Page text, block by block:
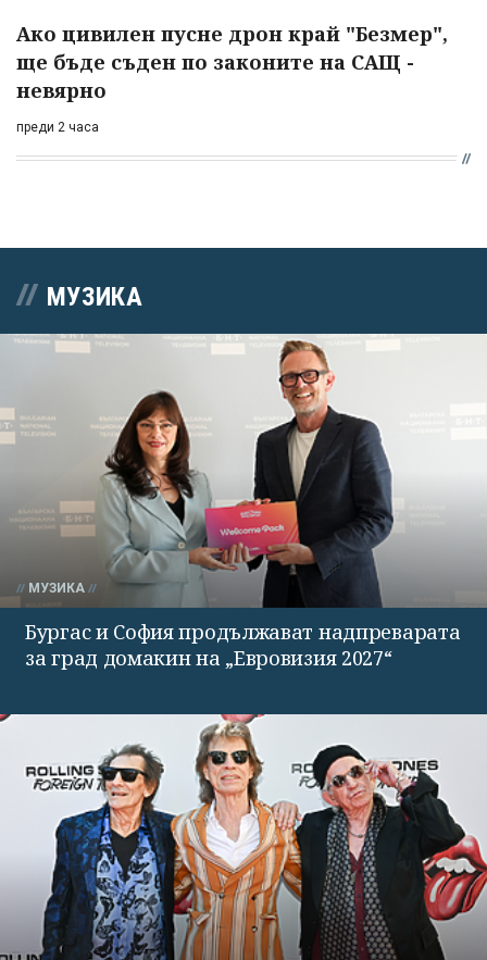
Ако цивилен пусне дрон край "Безмер",
ще бъде съден по законите на САЩ -
невярно
преди 2 часа
МУЗИКА
МУЗИКА
Бургас и София продължават надпреварата
за град домакин на „Евровизия 2027“